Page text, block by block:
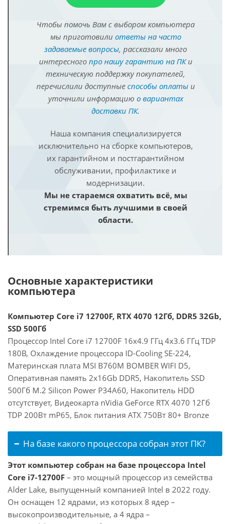
Чтобы помочь Вам с выбором компьютера
мы приготовили ответы на часто
задаваемые вопросы, рассказали много
интересного про нашу гарантию на ПКи
техническую поддержку покупателей,
перечислили доступные способы оплатыи
уточнили информацию о вариантах
доставки ПК.
Наша компания специализируется
исключительно на сборке компьютеров,
их гарантийном и постгарантийном
обслуживании, профилактике и
модернизации.
Мы не стараемся охватить всё, мы
стремимся быть лучшими в своей
области.
Основные характеристики
компьютера
Компьютер Core i7 12700F, RTX 4070 12Гб, DDR5 32Gb,
SSD 500Гб
Процессор Intel Core i7 12700F 16x4.9 ГГц 4x3.6 ГГц TDP
180В, Охлаждение процессора ID-Cooling SE-224,
Материнская плата MSI B760M BOMBER WIFI D5,
Оперативная память 2x16Gb DDR5, Накопитель SSD
500Гб M.2 Silicon Power P34A60, Накопитель HDD
отсутствует, Видеокарта nVidia GeForce RTX 4070 12Гб
TDP 200Вт mP65, Блок питания ATX 750Вт 80+ Bronze
На базе какого процессора собран этот ПК?
Этот компьютер собран на базе процессора Intel
Core i7-12700F – это мощный процессор из семейства
Alder Lake, выпущенный компанией Intel в 2022 году.
Он оснащен 12 ядрами, из которых 8 ядер –
высокопроизводительные, а 4 ядра –